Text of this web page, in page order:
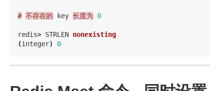
# 不存在的 key 长度为 0
redis> STRLEN nonexisting
(integer) 0